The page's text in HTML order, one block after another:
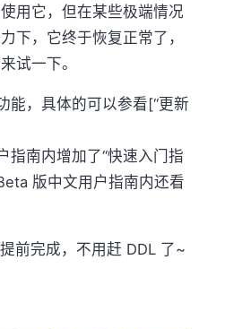
用它，但在某些极端情况
下，它终于恢复正常了，
试一下。
能，具体的可以参看[“更新
指南内增加了“快速入门指
版中文用户指南内还看
完成，不用赶 DDL 了~